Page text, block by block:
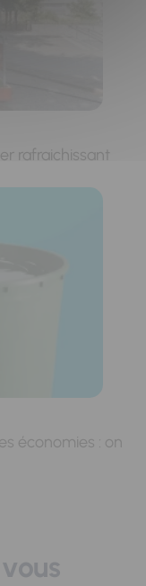
rafraichissant
économies : on